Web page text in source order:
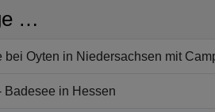
…
bei Oyten in Niedersachsen mit
Badesee in Hessen